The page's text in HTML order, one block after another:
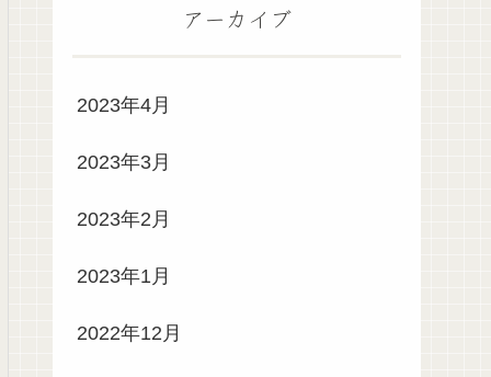
アーカイブ
2023年4月
2023年3月
2023年2月
2023年1月
2022年12月